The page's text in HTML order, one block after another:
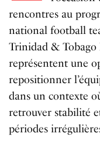
rencontres au
national football
Trinidad & Tobago
représentent une
repositionner
dans un contexte
retrouver stabilité
périodes